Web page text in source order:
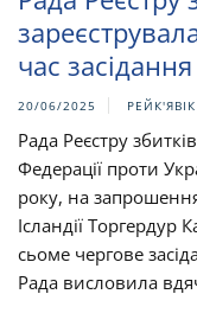
час
20/06/2025 РЕЙК'ЯВІК
Рада Реєстру
Федерації проти
року, на
Ісландії Торгердур
сьоме чергове
Рада висловила